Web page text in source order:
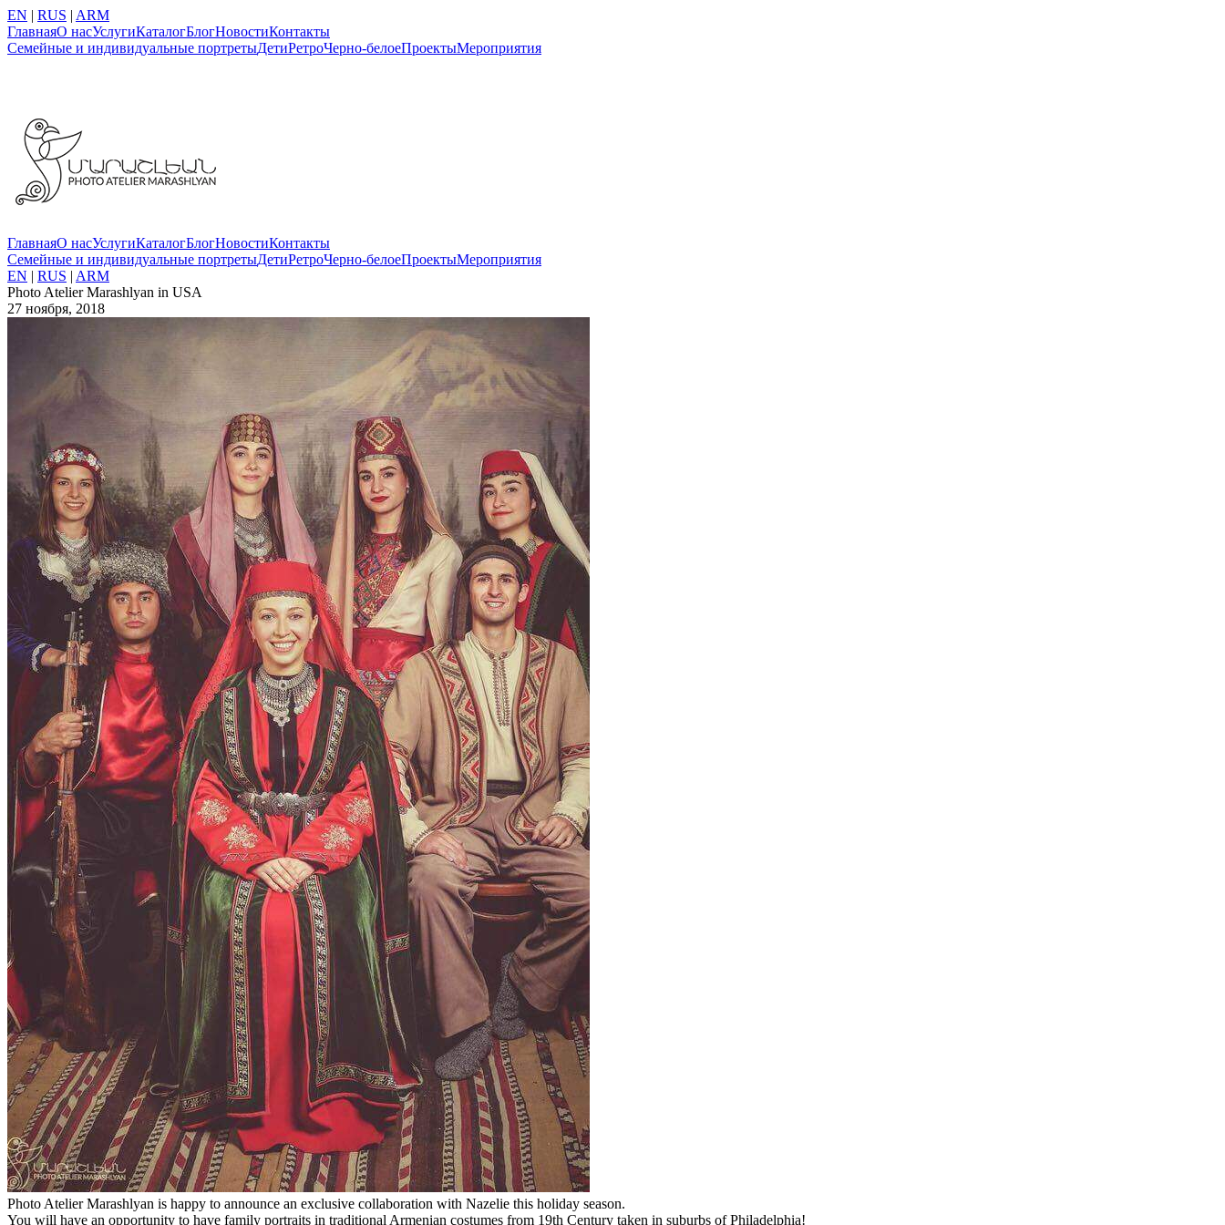
EN | RUS | ARM
ГлавнаяО насУслугиКаталогБлогНовостиКонтакты
Семейные и индивидуальные портретыДетиРетроЧерно-белоеПроектыМероприятия
ГлавнаяО насУслугиКаталогБлогНовостиКонтакты
Семейные и индивидуальные портретыДетиРетроЧерно-белоеПроектыМероприятия
EN | RUS | ARM
Photo Atelier Marashlyan in USA
27 ноября, 2018
Photo Atelier Marashlyan is happy to announce an exclusive collaboration with Nazelie this holiday season.
You will have an opportunity to have family portraits in traditional Armenian costumes from 19th Century taken in suburbs of Philadelphia!